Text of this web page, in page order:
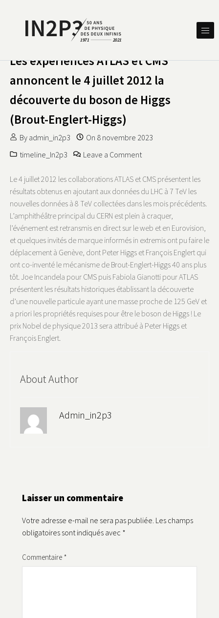
IN2P3 50 ANS DE PHYSIQUE
Les expériences ATLAS et CMS
annoncent le 4 juillet 2012 la
découverte du boson de Higgs
(Brout-Englert-Higgs)
By admin_in2p3 On 8 novembre 2023
timeline_In2p3
Leave a Commenton Les expériences
Le 4 juillet 2012 les collaborations ATLAS et CMS présentent les
résultats obtenus en ajoutant aux données du LHC à 7 TeV les
nouvelles données à 8 TeV collectées dans les mois précédents.
L’amphithéâtre principal du CERN est plein à craquer,
l’événement est retransmis en direct sur le web et en Eurovision,
et quelques invités de marque informés in extremis ont pu faire le
déplacement à Genève, dont Peter Higgs et François Englert qui
ont co-inventé le mécanisme de Brout-Englert-Higgs 40 ans plus
tôt. Joe Incandela pour CMS puis Fabiola Gianotti pour ATLAS
présentent les résultats historiques établissant la découverte
d’une nouvelle particule ayant une masse proche de 125 GeV et
a priori les propriétés requises pour être le boson de Higgs ! Le
prix Nobel de physique 2013 sera attribué à Peter Higgs et
François Englert.
About Author
Admin_in2p3
Laisser un commentaire
Votre adresse e-mail ne sera pas publiée. Les champs
obligatoires sont indiqués avec *
Commentaire *